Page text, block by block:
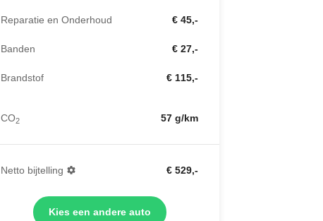
Reparatie en Onderhoud € 45,-
Banden € 27,-
Brandstof € 115,-
CO2 57 g/km
Netto bijtelling € 529,-
Kies een andere auto